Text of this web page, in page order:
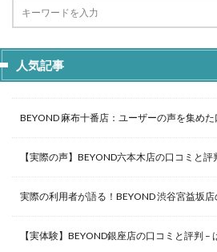
人気記事
BEYOND 麻布十番店：ユーザーの声を集めた
【実際の声】BEYOND六本木店の口コミと評
実際の利用者が語る！BEYOND 渋谷宮益坂
【実体験】BEYOND銀座店の口コミと評判 –